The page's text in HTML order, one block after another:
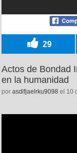
29
Actos de Bondad
en la humanidad
por asdlfjaelrku9098 el 10